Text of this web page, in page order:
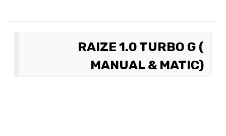
RAIZE 1.0 TURBO G (
MANUAL & MATIC)